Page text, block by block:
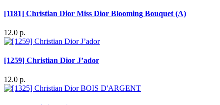
[1181] Christian Dior Miss Dior Blooming Bouquet (A)
12.0 р.
[1259] Christian Dior J’ador
12.0 р.